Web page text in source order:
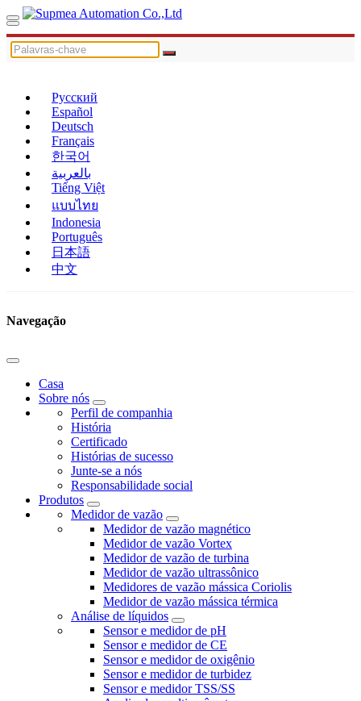
Русский
Español
Deutsch
Français
한국어
بالعربية
Tiếng Việt
แบบไทย
Indonesia
Português
日本語
中文
Navegação
Casa
Sobre nós
Perfil de companhia
História
Certificado
Histórias de sucesso
Junte-se a nós
Responsabilidade social
Produtos
Medidor de vazão
Medidor de vazão magnético
Medidor de vazão Vortex
Medidor de vazão de turbina
Medidor de vazão ultrassônico
Medidores de vazão mássica Coriolis
Medidor de vazão mássica térmica
Análise de líquidos
Sensor e medidor de pH
Sensor e medidor de CE
Sensor e medidor de oxigênio
Sensor e medidor de turbidez
Sensor e medidor TSS/SS